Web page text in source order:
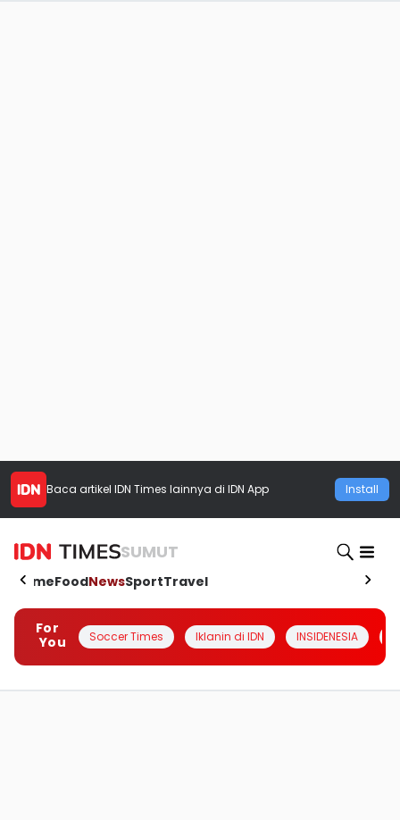
Baca artikel IDN Times lainnya di IDN App Install
SUMUT
HomeFoodNewsSportTravel
For
You
Soccer Times Iklanin di IDN INSIDENESIA